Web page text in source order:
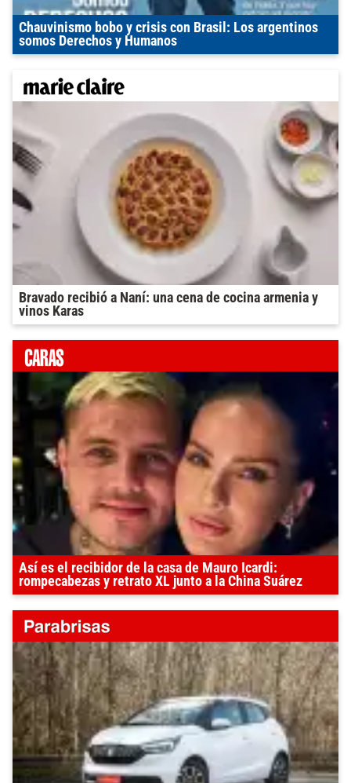
Chauvinismo bobo y crisis con Brasil: Los argentinos
somos Derechos y Humanos
Bravado recibió a Naní: una cena de cocina armenia y
vinos Karas
Así es el recibidor de la casa de Mauro Icardi:
rompecabezas y retrato XL junto a la China Suárez